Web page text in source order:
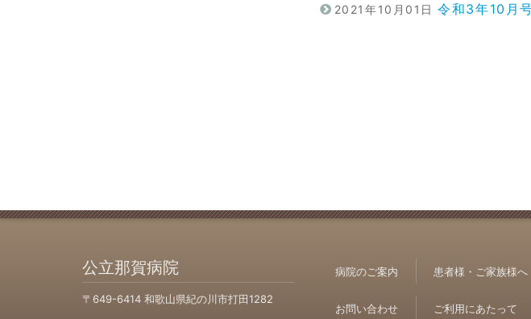
2021年10月01日 令和3年10月
公立那賀病院
〒649-6414 和歌山県紀の川市打田1282
病院のご案内 患者様・ご家族様へ
お問い合わせ ご利用にあたって